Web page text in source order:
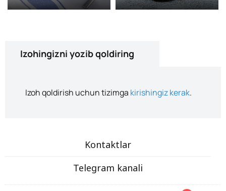
Izohingizni yozib qoldiring
Izoh qoldirish uchun tizimga kirishingiz kerak.
Kontaktlar
Telegram kanali